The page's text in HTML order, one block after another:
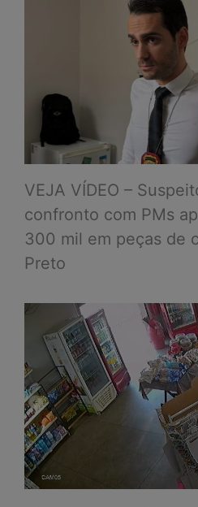
VEJA VÍDEO –
confronto com PMs
300 mil em peças de
Preto